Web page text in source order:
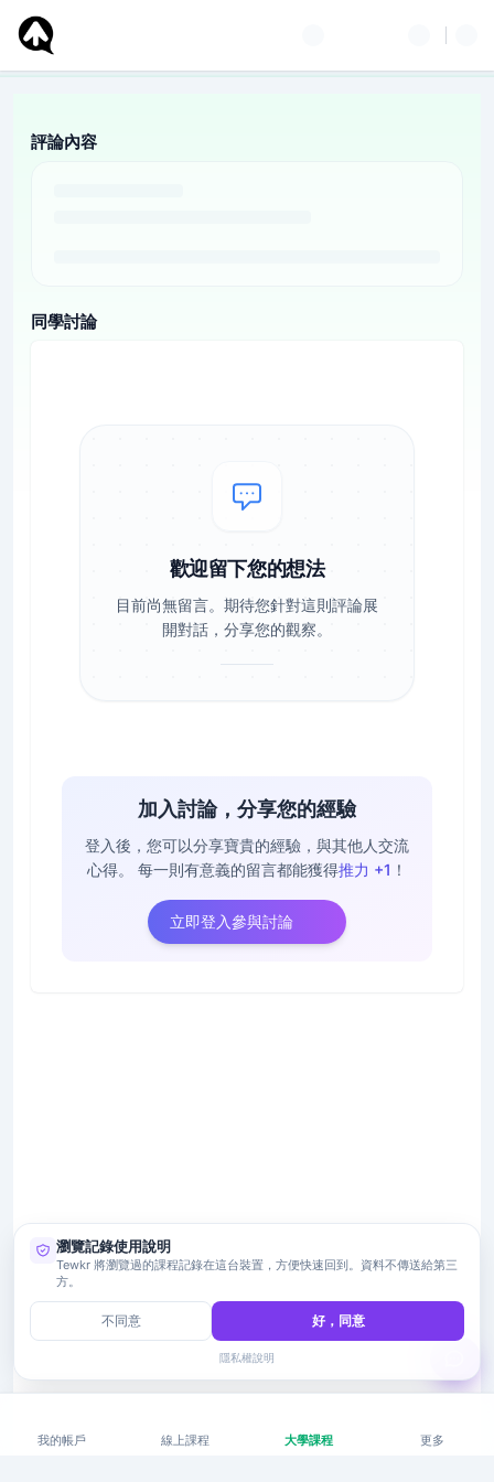
評論內容
同學討論
歡迎留下您的想法
目前尚無留言。期待您針對這則評論展
開對話，分享您的觀察。
加入討論，分享您的經驗
登入後，您可以分享寶貴的經驗，與其他人交流
心得。
每一則有意義的留言都能獲得推力 +1 ！
立即登入參與討論
我的帳戶 線上課程 大學課程 更多
瀏覽記錄使用說明
Tewkr 將瀏覽過的課程記錄在這台裝置，方便快速回到。資料不傳送給第三
方。
不同意 好，同意
隱私權說明